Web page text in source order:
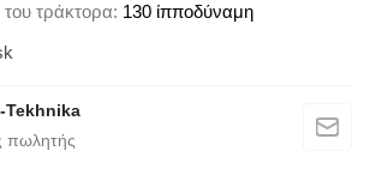
του τράκτορα 130 ίπποδύναμη
Tekhnika